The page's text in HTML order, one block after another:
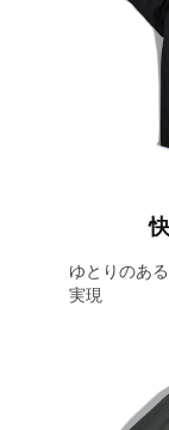
ゆとりのあ
実現